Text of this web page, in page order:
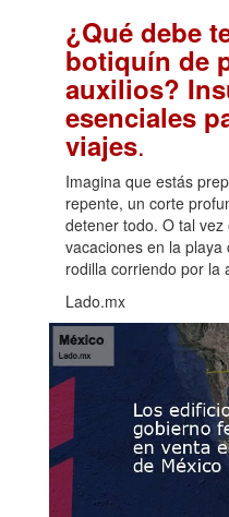
¿Qué debe
botiquín de
auxilios?
esenciales
viajes.
Imagina que estás
repente, un corte
detener todo. O tal
vacaciones en la
rodilla corriendo por la
Lado.mx